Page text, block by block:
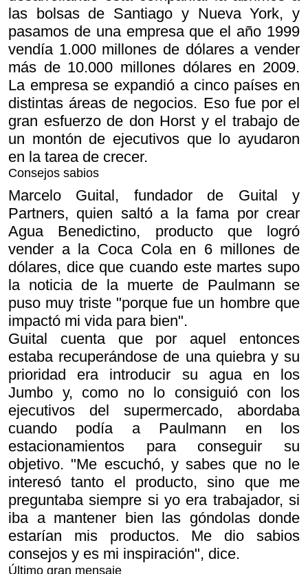
las bolsas de Santiago y Nueva York, y
pasamos de una empresa que el año 1999
vendía 1.000 millones de dólares a vender
más de 10.000 millones dólares en 2009.
La empresa se expandió a cinco países en
distintas áreas de negocios. Eso fue por el
gran esfuerzo de don Horst y el trabajo de
un montón de ejecutivos que lo ayudaron
en la tarea de crecer.
Consejos sabios
Marcelo Guital, fundador de Guital y
Partners, quien saltó a la fama por crear
Agua Benedictino, producto que logró
vender a la Coca Cola en 6 millones de
dólares, dice que cuando este martes supo
la noticia de la muerte de Paulmann se
puso muy triste "porque fue un hombre que
impactó mi vida para bien".
Guital cuenta que por aquel entonces
estaba recuperándose de una quiebra y su
prioridad era introducir su agua en los
Jumbo y, como no lo consiguió con los
ejecutivos del supermercado, abordaba
cuando podía a Paulmann en los
estacionamientos para conseguir su
objetivo. "Me escuchó, y sabes que no le
interesó tanto el producto, sino que me
preguntaba siempre si yo era trabajador, si
iba a mantener bien las góndolas donde
estarían mis productos. Me dio sabios
consejos y es mi inspiración", dice.
Último gran mensaje